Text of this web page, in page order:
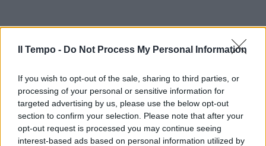
Il Tempo - Do Not Process My Personal Information
If you wish to opt-out of the sale, sharing to third parties, or
processing of your personal or sensitive information for
targeted advertising by us, please use the below opt-out
section to confirm your selection. Please note that after your
opt-out request is processed you may continue seeing
interest-based ads based on personal information utilized by